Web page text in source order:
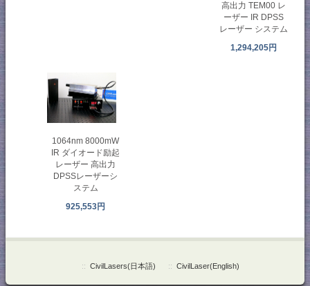
高出力 TEM00 レ
ーザー IR DPSS
レーザー システム
1,294,205円
1064nm 8000mW
IR ダイオード励起
レーザー 高出力
DPSSレーザーシ
ステム
925,553円
:: CivilLasers(日本語) :: CivilLaser(English)